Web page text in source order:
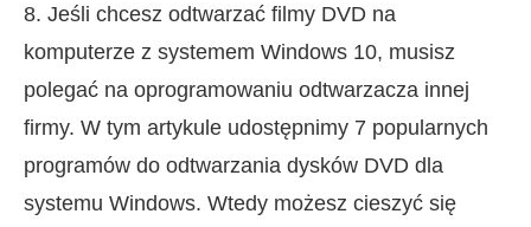
8. Jeśli chcesz odtwarzać filmy DVD na
komputerze z systemem Windows 10, musisz
polegać na oprogramowaniu odtwarzacza innej
firmy. W tym artykule udostępnimy 7 popularnych
programów do odtwarzania dysków DVD dla
systemu Windows. Wtedy możesz cieszyć się